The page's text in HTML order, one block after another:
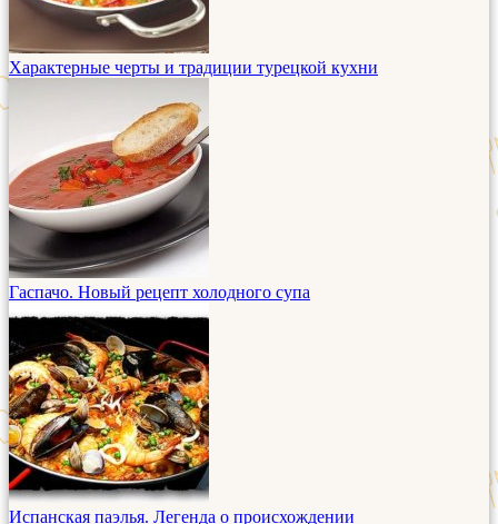
Характерные черты и традиции турецкой кухни
Гаспачо. Новый рецепт холодного супа
Испанская паэлья. Легенда о происхождении